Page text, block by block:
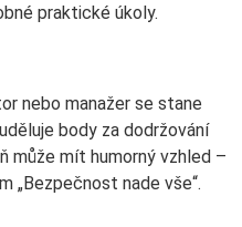
praktické úkoly.
nebo manažer se stane
body za dodržování
může mít humorný vzhled –
„Bezpečnost nade vše“.